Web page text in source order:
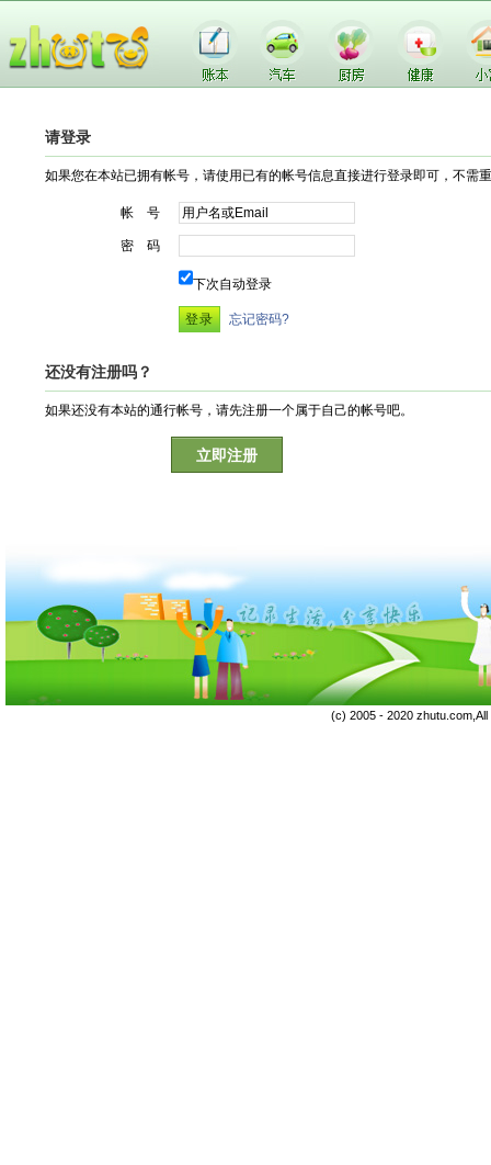
请登录
如果您在本站已拥有帐号，请使用已有的帐号信息直接进行登录即可，不需
帐 号
密 码
下次自动登录
忘记密码?
还没有注册吗？
如果还没有本站的通行帐号，请先注册一个属于自己的帐号吧。
立即注册
(c) 2005 - 2020